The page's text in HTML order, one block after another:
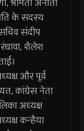
के सदस्य
संदीप
शैलेश
और पूर्व
कांग्रेस नेता
अध्यक्ष
कन्हैया